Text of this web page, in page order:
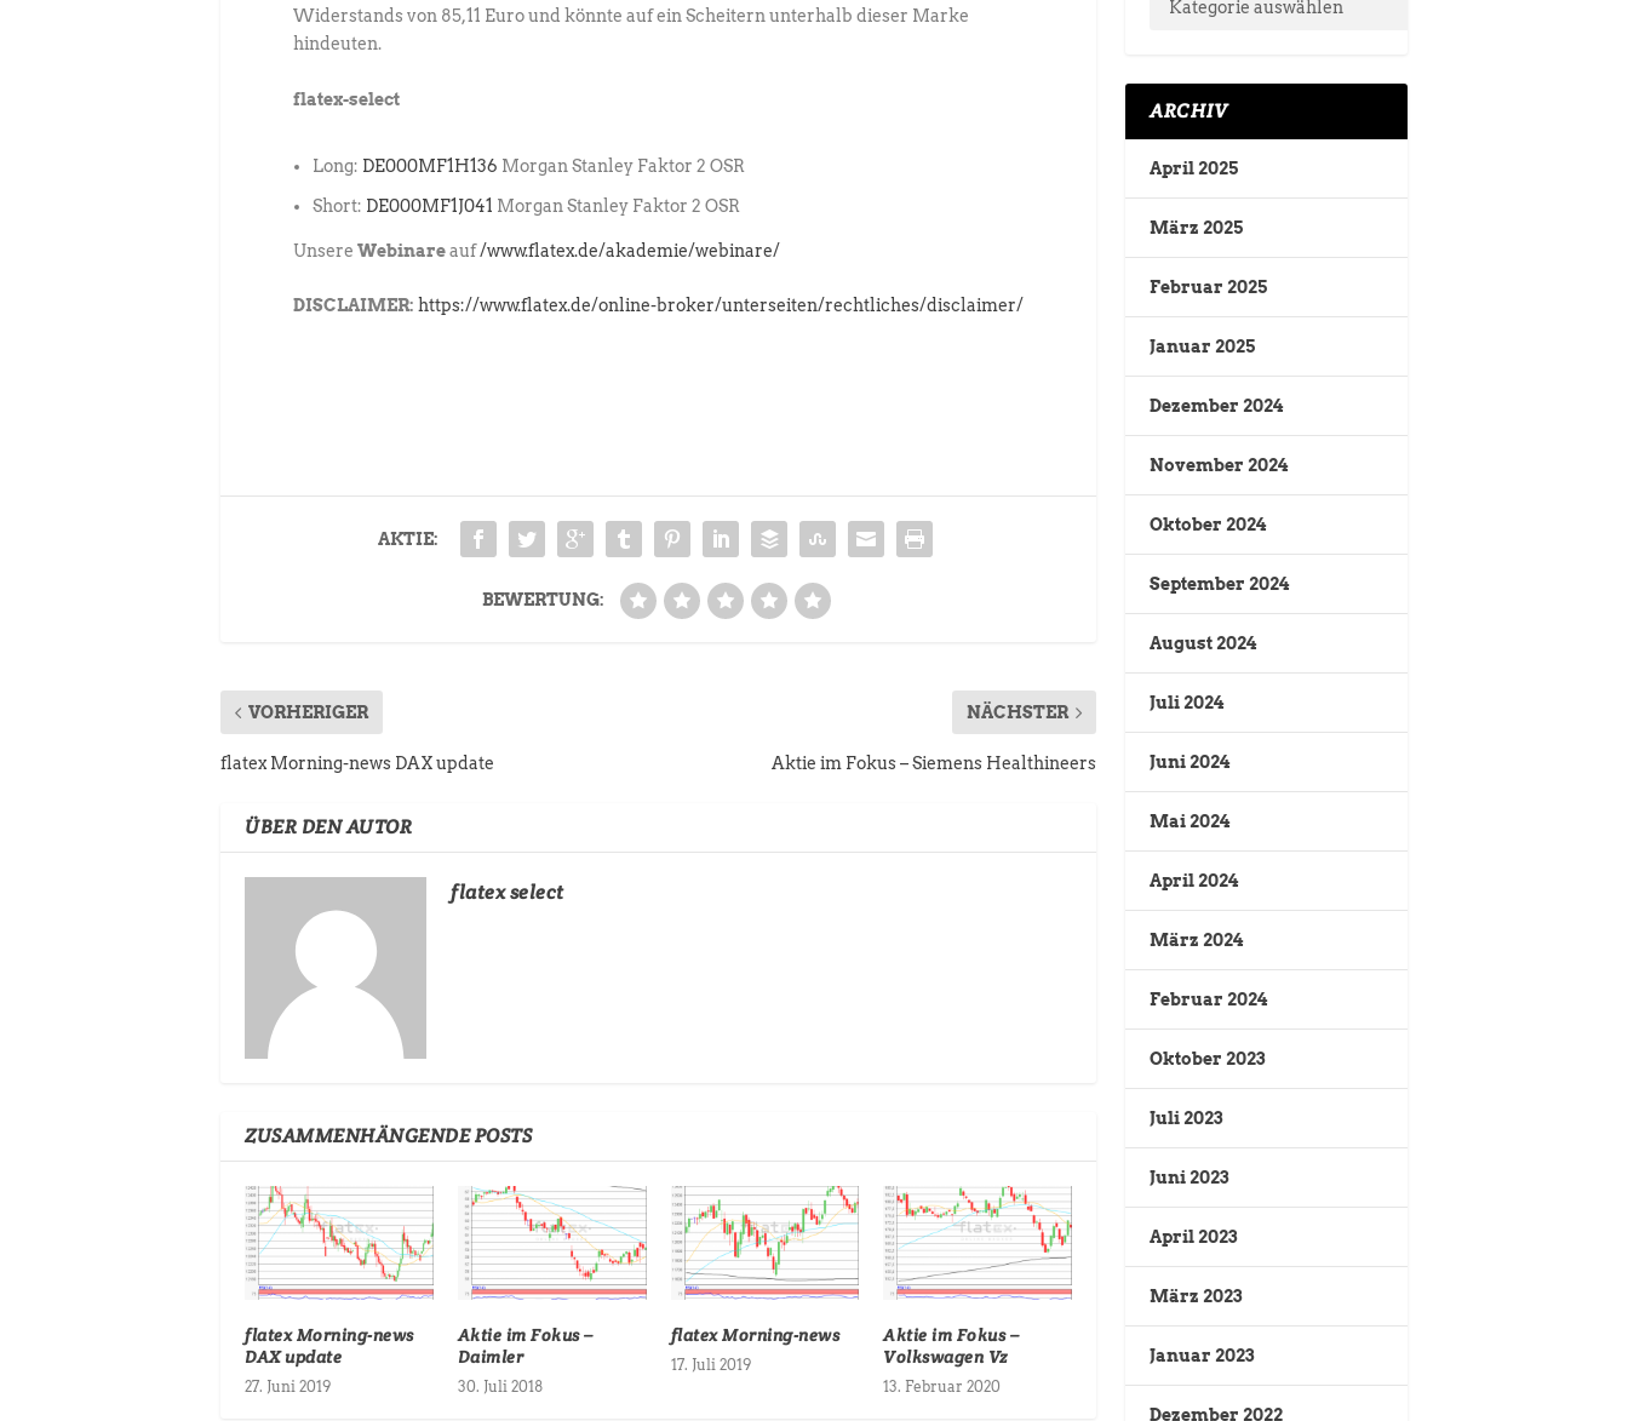
Widerstands von 85,11 Euro und könnte auf ein Scheitern unterhalb dieser Marke
hindeuten.
flatex-select
Long: DE000MF1H136 Morgan Stanley Faktor 2 OSR
Short: DE000MF1J041 Morgan Stanley Faktor 2 OSR
Unsere Webinareauf/www.flatex.de/akademie/webinare/
DISCLAIMER: https://www.flatex.de/online-broker/unterseiten/rechtliches/disclaimer/
AKTIE:
BEWERTUNG:
VORHERIGER
flatex Morning-news DAX update
NÄCHSTER
Aktie im Fokus – Siemens Healthineers
ÜBER DEN AUTOR
flatex select
ZUSAMMENHÄNGENDE POSTS
flatex Morning-news
DAX update
27. Juni 2019
Aktie im Fokus –
Daimler
30. Juli 2018
flatex Morning-news
17. Juli 2019
Aktie im Fokus –
Volkswagen Vz
13. Februar 2020
ARCHIV
April 2025
März 2025
Februar 2025
Januar 2025
Dezember 2024
November 2024
Oktober 2024
September 2024
August 2024
Juli 2024
Juni 2024
Mai 2024
April 2024
März 2024
Februar 2024
Oktober 2023
Juli 2023
Juni 2023
April 2023
März 2023
Januar 2023
Dezember 2022